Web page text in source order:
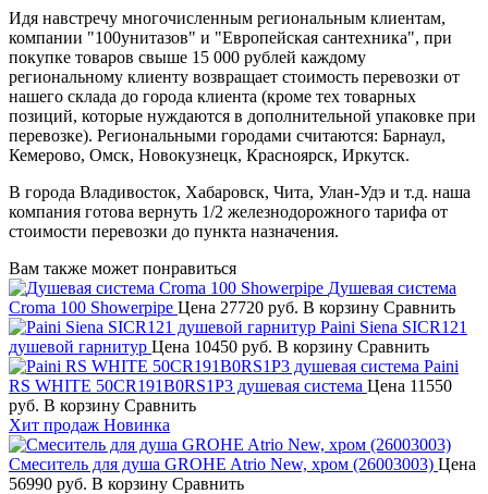
Идя навстречу многочисленным региональным клиентам,
компании "100унитазов" и "Европейская сантехника", при
покупке товаров свыше 15 000 рублей каждому
региональному клиенту возвращает стоимость перевозки от
нашего склада до города клиента (кроме тех товарных
позиций, которые нуждаются в дополнительной упаковке при
перевозке). Региональными городами считаются: Барнаул,
Кемерово, Омск, Новокузнецк, Красноярск, Иркутск.
В города Владивосток, Хабаровск, Чита, Улан-Удэ и т.д. наша
компания готова вернуть 1/2 железнодорожного тарифа от
стоимости перевозки до пункта назначения.
Вам также может понравиться
Душевая система
Croma 100 Showerpipe Цена 27720 руб. В корзину Сравнить
Paini Siena SICR121
душевой гарнитур Цена 10450 руб. В корзину Сравнить
Paini
RS WHITE 50CR191B0RS1P3 душевая система Цена 11550
руб. В корзину Сравнить
Хит продаж Новинка
Смеситель для душа GROHE Atrio New, хром (26003003) Цена
56990 руб. В корзину Сравнить